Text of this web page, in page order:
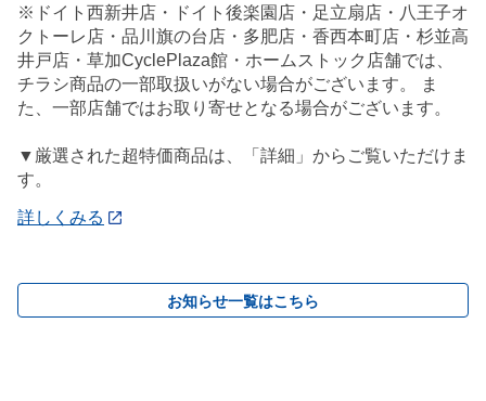
※ドイト西新井店・ドイト後楽園店・足立扇店・八王子オ
クトーレ店・品川旗の台店・多肥店・香西本町店・杉並高
井戸店・草加CyclePlaza館・ホームストック店舗では、
チラシ商品の一部取扱いがない場合がございます。 ま
た、一部店舗ではお取り寄せとなる場合がございます。
▼厳選された超特価商品は、「詳細」からご覧いただけま
す。
詳しくみる
お知らせ一覧はこちら